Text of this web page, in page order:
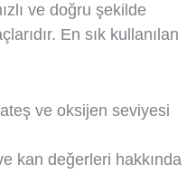
ve doğru şekilde
En sık kullanılan
ve oksijen seviyesi
kan değerleri hakkında